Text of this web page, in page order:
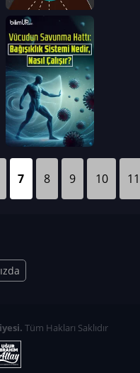
7 8 9 10 11
Tüm Hakları Saklıdır